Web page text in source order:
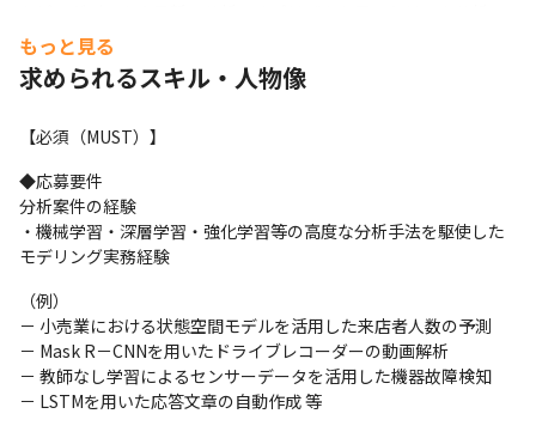
リスクモデルの開発―RisTech（リステック）/ InsurTech（イン
シュアテック）
（※その他、他業種・他領域で支援実績あり）
もっと見る
求められるスキル・人物像
【必須（MUST）】
◆応募要件
分析案件の経験
・機械学習・深層学習・強化学習等の高度な分析手法を駆使した
モデリング実務経験
（例）
－ 小売業における状態空間モデルを活用した来店者人数の予測
－ Mask R－CNNを用いたドライブレコーダーの動画解析
－ 教師なし学習によるセンサーデータを活用した機器故障検知
－ LSTMを用いた応答文章の自動作成 等